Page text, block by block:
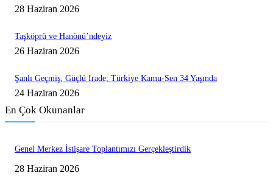
28 Haziran 2026
Taşköprü ve Hanönü’ndeyiz
26 Haziran 2026
Şanlı Geçmiş, Güçlü İrade; Türkiye Kamu-Sen 34 Yaşında
24 Haziran 2026
En Çok Okunanlar
Genel Merkez İstişare Toplantımızı Gerçekleştirdik
28 Haziran 2026